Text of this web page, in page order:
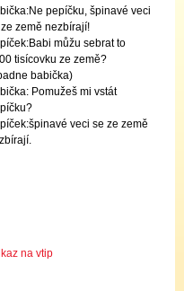
pepíčku, špinavé veci
země nezbírají!
můžu sebrat to
tisícovku ze země?
babička)
Pomužeš mi vstát
veci se ze země
na vtip